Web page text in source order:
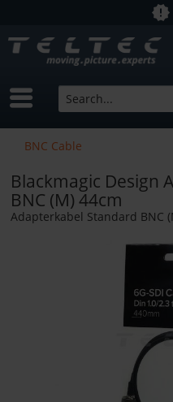
BNC Cable
Blackmagic Design
BNC (M) 44cm
Adapterkabel Standard BNC